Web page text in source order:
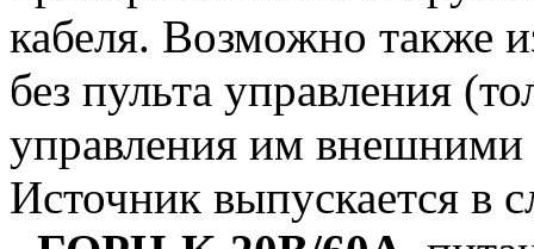
кабеля. Возможно также
без пульта управления
управления им внешними
Источник выпускается